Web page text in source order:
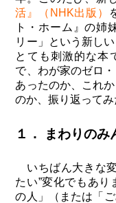
活』（NHK出版）
ト・ホーム』の姉
リー」という新し
とても刺激的な本
で、わが家のゼロ
あったのか、これ
のか、振り返ってみ
１． まわりのみ
いちばん大きな
たい”変化でもあり
の人」（または「